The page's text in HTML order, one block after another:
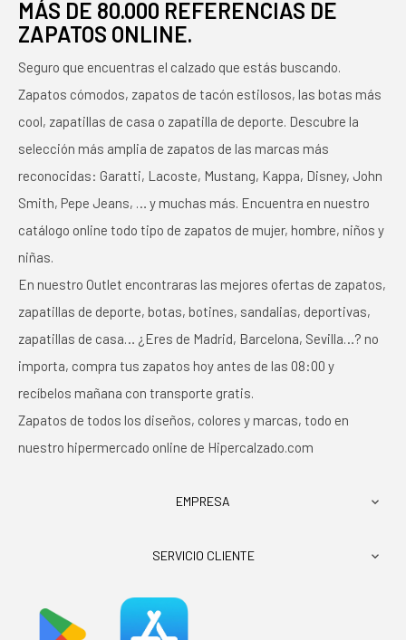
MÁS DE 80.000 REFERENCIAS DE
ZAPATOS ONLINE.
Seguro que encuentras el calzado que estás buscando.
Zapatos cómodos, zapatos de tacón estilosos, las botas más
cool, zapatillas de casa o zapatilla de deporte. Descubre la
selección más amplia de zapatos de las marcas más
reconocidas: Garatti, Lacoste, Mustang, Kappa, Disney, John
Smith, Pepe Jeans, … y muchas más. Encuentra en nuestro
catálogo online todo tipo de zapatos de mujer, hombre, niños y
niñas.
En nuestro Outlet encontraras las mejores ofertas de zapatos,
zapatillas de deporte, botas, botines, sandalias, deportivas,
zapatillas de casa… ¿Eres de Madrid, Barcelona, Sevilla…? no
importa, compra tus zapatos hoy antes de las 08:00 y
recíbelos mañana con transporte gratis.
Zapatos de todos los diseños, colores y marcas, todo en
nuestro hipermercado online de Hipercalzado.com
EMPRESA 
SERVICIO CLIENTE 